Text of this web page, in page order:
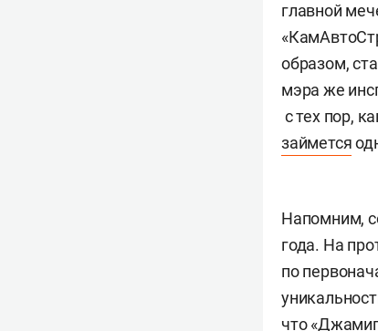
главной
образом,
мэра же
с тех пор,
займется
Напомним,
года. На
по
что